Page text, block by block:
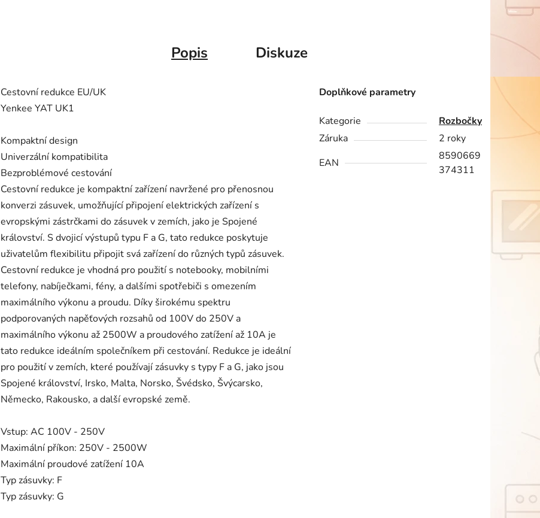
Popis Diskuze
Cestovní redukce EU/UK
Yenkee YAT UK1
Kompaktní design
Univerzální kompatibilita
Bezproblémové cestování
Cestovní redukce je kompaktní zařízení navržené pro přenosnou
konverzi zásuvek, umožňující připojení elektrických zařízení s
evropskými zástrčkami do zásuvek v zemích, jako je Spojené
království. S dvojicí výstupů typu F a G, tato redukce poskytuje
uživatelům flexibilitu připojit svá zařízení do různých typů zásuvek.
Cestovní redukce je vhodná pro použití s notebooky, mobilními
telefony, nabíječkami, fény, a dalšími spotřebiči s omezením
maximálního výkonu a proudu. Díky širokému spektru
podporovaných napěťových rozsahů od 100V do 250V a
maximálního výkonu až 2500W a proudového zatížení až 10A je
tato redukce ideálním společníkem při cestování. Redukce je ideální
pro použití v zemích, které používají zásuvky s typy F a G, jako jsou
Spojené království, Irsko, Malta, Norsko, Švédsko, Švýcarsko,
Německo, Rakousko, a další evropské země.
Vstup: AC 100V - 250V
Maximální příkon: 250V - 2500W
Maximální proudové zatížení 10A
Typ zásuvky: F
Typ zásuvky: G
Doplňkové parametry
Kategorie
Rozbočky
Záruka
2 roky
EAN
8590669
374311